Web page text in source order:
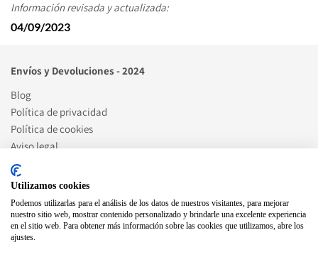
Información revisada y actualizada:
04/09/2023
Envíos y Devoluciones - 2024
Blog
Política de privacidad
Política de cookies
Aviso legal
Artículos de blog destacados
Cómo ser punto celeritas
Utilizamos cookies
Podemos utilizarlas para el análisis de los datos de nuestros visitantes, para mejorar
nuestro sitio web, mostrar contenido personalizado y brindarle una excelente experiencia
en el sitio web. Para obtener más información sobre las cookies que utilizamos, abre los
ajustes.